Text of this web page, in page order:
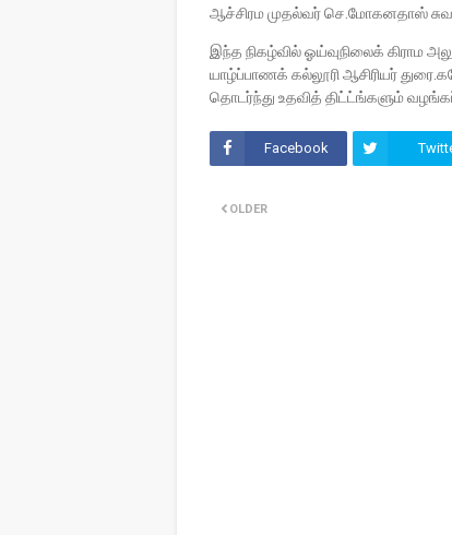
ஆச்சிரம முதல்வர் செ.மோகனதாஸ்
இந்த நிகழ்வில் ஓய்வுநிலைக் கிராம
யாழ்ப்பாணக் கல்லூரி ஆசிரியர்
தொடர்ந்து உதவித் திட்ட்ங்களும்
Facebook
OLDER